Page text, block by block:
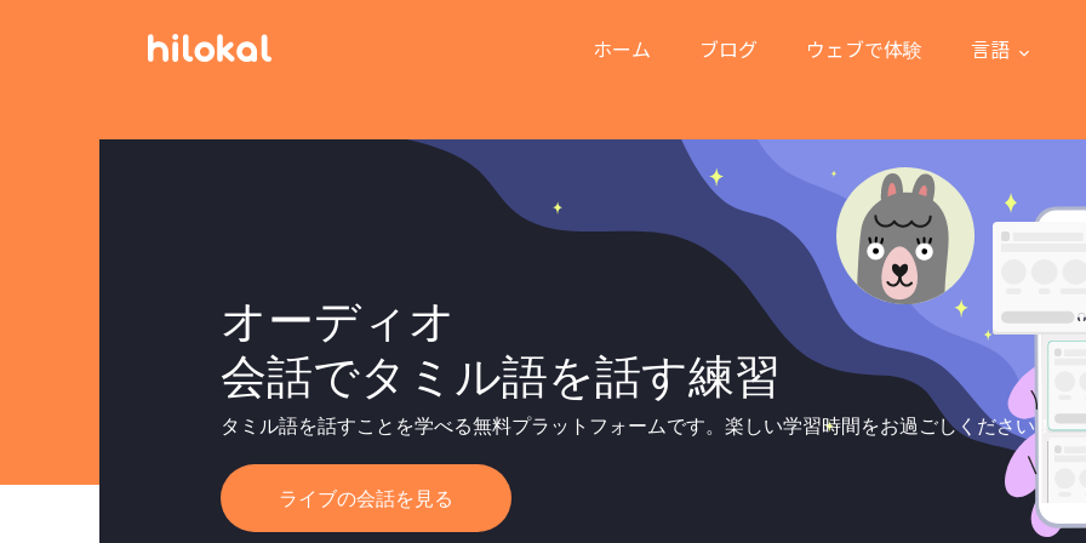
ホーム ブログ ウェブで体験 言語
オーディオ
会話でタミル語を話す練習
タミル語を話すことを学べる無料プラットフォームです。楽しい学習時間をお過ごしください！
ライブの会話を見る